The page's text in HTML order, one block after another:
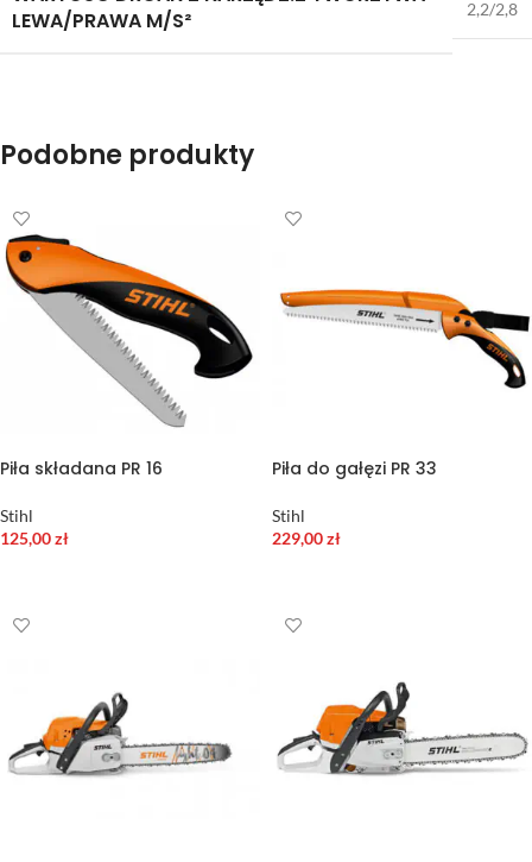
LEWA/PRAWA M/S²
2,2/2,8
Podobne produkty
Piła składana PR 16
Stihl
125,00zł
Piła do gałęzi PR 33
Stihl
229,00zł